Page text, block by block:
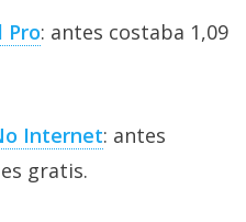
Pro: antes costaba 1,09
Internet: antes
gratis.